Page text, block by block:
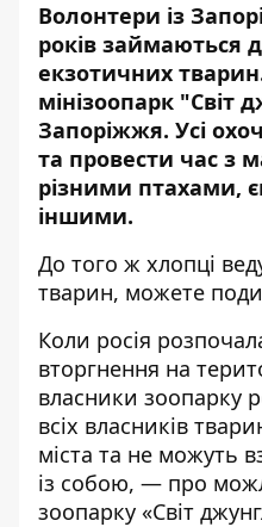
Волонтери із
років займаються
екзотичних
мінізоопарк "Світ
Запоріжжя. Усі
та провести час з
різними птахами,
іншими.
До того ж хлопці
тварин, можете
Коли росія
вторгнення на
власники зоопарку
всіх власників
міста та не можуть
із собою, — про
зоопарку «Світ